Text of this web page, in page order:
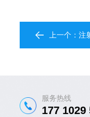
上一个：注
服务热线
177 1029